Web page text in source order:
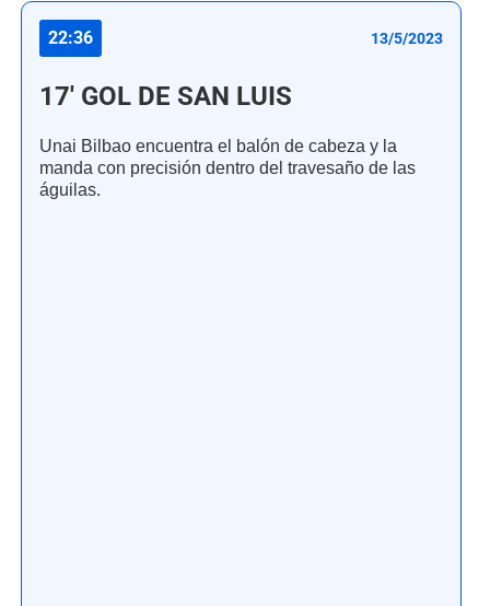
22:36 13/5/2023
17' GOL DE SAN LUIS
Unai Bilbao encuentra el balón de cabeza y la
manda con precisión dentro del travesaño de las
águilas.